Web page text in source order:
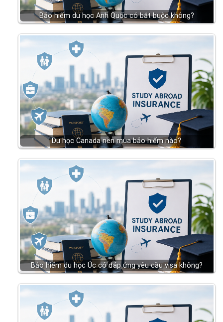
Bảo hiểm du học Anh Quốc có bắt buộc không?
Du học Canada nên mua bảo hiểm nào?
Bảo hiểm du học Úc có đáp ứng yêu cầu visa không?